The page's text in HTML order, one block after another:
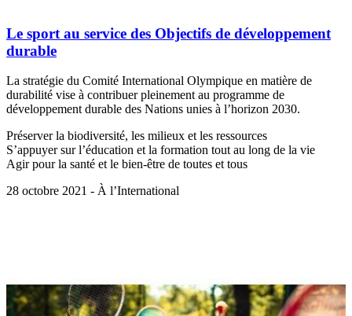
Le sport au service des Objectifs de développement
durable
La stratégie du Comité International Olympique en matière de
durabilité vise à contribuer pleinement au programme de
développement durable des Nations unies à l’horizon 2030.
Préserver la biodiversité, les milieux et les ressources
S’appuyer sur l’éducation et la formation tout au long de la vie
Agir pour la santé et le bien-être de toutes et tous
28 octobre 2021 - À l’International